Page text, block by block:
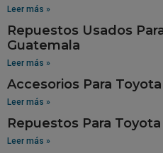
Leer más »
Repuestos Usados
Guatemala
Leer más »
Accesorios Para
Leer más »
Repuestos Para
Leer más »